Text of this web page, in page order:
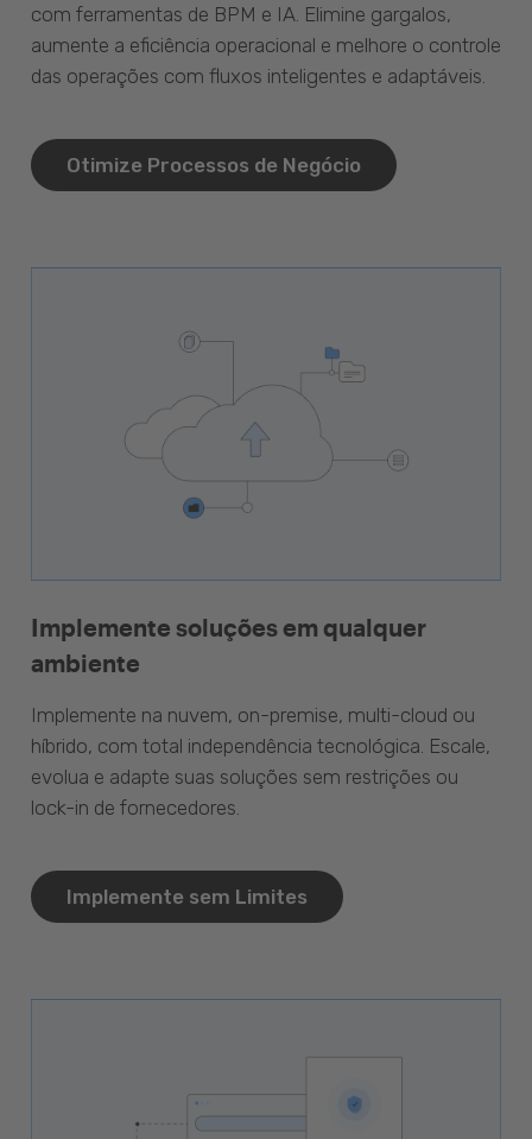
com ferramentas de BPM e IA. Elimine gargalos,
aumente a eficiência operacional e melhore o controle
das operações com fluxos inteligentes e adaptáveis.
Otimize Processos de Negócio
Implemente soluções em qualquer
ambiente
Implemente na nuvem, on-premise, multi-cloud ou
híbrido, com total independência tecnológica. Escale,
evolua e adapte suas soluções sem restrições ou
lock-in de fornecedores.
Implemente sem Limites